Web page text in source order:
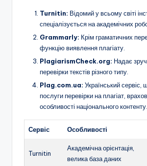
Turnitin: Відомий у всьому світі
спеціалізується на академічних
Grammarly: Крім граматичних
функцію виявлення плагіату.
PlagiarismCheck.org: Надає
перевірки текстів різного типу.
Plag.com.ua: Український сервіс,
послуги перевірки на плагіат,
особливості національного контенту.
Сервіс Особливості
Turnitin
Академічна орієнтація,
велика база даних